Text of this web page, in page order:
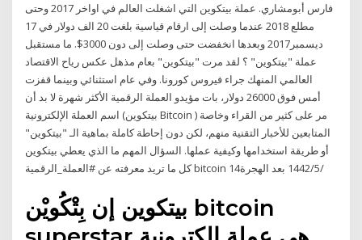
فارس أبومشاري. عملة بيتكوين التي اشغلت العالم في اواخر 2017 وحتى
مطلع 2018 عندما وصلت إلى ارقام قياسية بلغت 20 الف دولار في 17
ديسمبر2017 وبعدها انخفضت حتى وصلت إلى دون 3000$. ما مستقبل
عملة "بيتكوين" ؟ لقد مرت "بيتكوين" بعام مذهل عكس رياح الاقتصاد
العالمي المنهك جراء فيروس كورونا. وفي عام استثنائي وبينما قفزت
أمس فوق 26000 دولار، بات مؤيدو العملة الرقمية الأكثر شهرة لا بد أن
اسم العملة الإلكترونية (بيتكوين Bitcoin ) مر على كثير من القراء وخاصة
المتابعين للأخبار التقنية منهم، لكن دون إحاطة كاملة بماهية الـ "بيتكوين"
أو طريقة استخدامها وكيفية عملها. السؤال المهم ما الذي يعطي بيتكوين
كل ما تريد معرفته عن #العملة_الرقمية bitcoin 14‏‏/5‏‏/1442 بعد الهجرة
بيتكوين إن بِتْكُويْن bitcoin